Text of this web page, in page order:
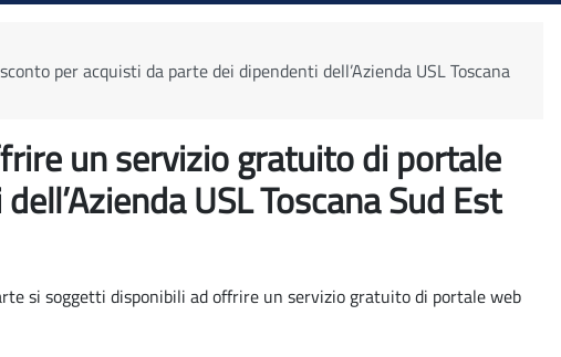
per acquisti da parte dei dipendenti dell’Azienda USL Toscana
un servizio gratuito di portale
USL Toscana Sud Est
si soggetti disponibili ad offrire un servizio gratuito di portale web